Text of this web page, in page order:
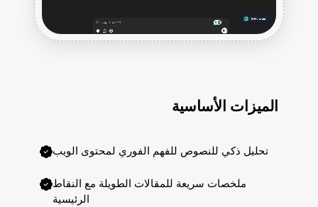
الميزات الأساسية
تحليل ذكي للنصوص للفهم الفوري لمحتوى الويب
ملخصات سريعة للمقالات الطويلة مع النقاط
الرئيسية